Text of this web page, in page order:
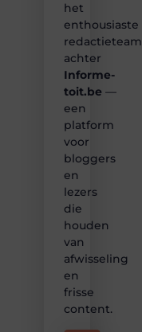
het
enthousiaste
redactieteam
achter
Informe-
toit.be —
een
platform
voor
bloggers
en
lezers
die
houden
van
afwisseling
en
frisse
content.